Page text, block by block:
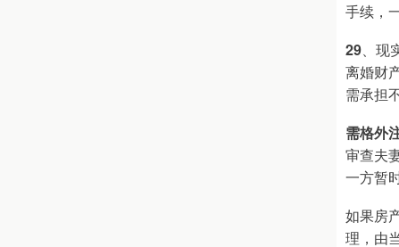
手续，
29、现
离婚财
需承担
需格外
审查夫
一方暂
如果房
理，由